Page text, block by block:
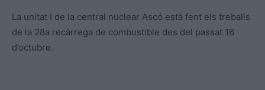
La unitat I de la central nuclear Ascó està fent els treballs
de la 28a recàrrega de combustible des del passat 16
d’octubre.